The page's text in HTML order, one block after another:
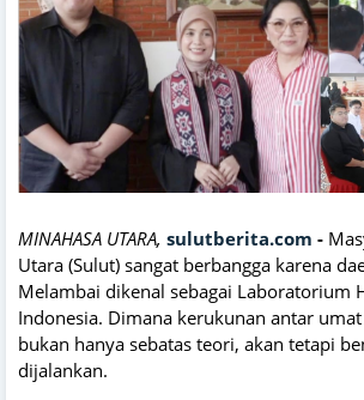
MINAHASA UTARA, sulutberita.com -
Utara (Sulut) sangat berbangga karena
Melambai dikenal sebagai Laboratorium
Indonesia. Dimana kerukunan antar
bukan hanya sebatas teori, akan tetapi
dijalankan.